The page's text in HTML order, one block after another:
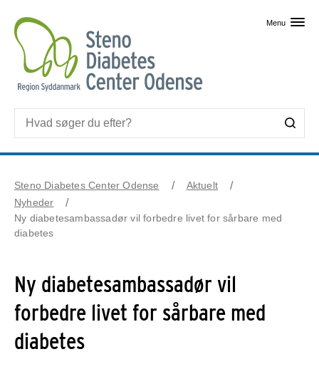
Menu
Steno Diabetes Center Odense
Aktuelt
Nyheder
Ny diabetesambassadør vil forbedre livet for sårbare med
diabetes
Ny diabetesambassadør vil
forbedre livet for sårbare med
diabetes